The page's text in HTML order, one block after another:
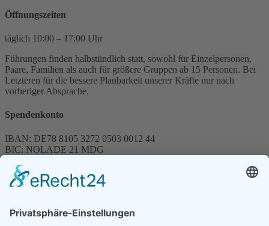
Öffnungszeiten
täglich 10:00 – 17:00 Uhr
Führungen finden halbstündlich statt, sowohl für Einzelpersonen,
Paare, Familien als auch für größere Gruppen ab 15 Personen. Bei
Letzteren für die bessere Planbarkeit unserer Kräfte nur nach
vorheriger Absprache.
Spendenkonto
IBAN: DE78 8105 3272 0503 0012 44
BIC: NOLADE 21 MDG
Spenden können steuerlich abgesetzt werden
Förderung